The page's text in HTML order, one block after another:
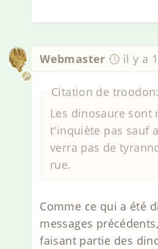
Webmaster il y a
Citation de troodon:
Les dinosaure sont
t'inquiète pas sauf
verra pas de
rue.
Comme ce qui a été
messages
faisant partie des